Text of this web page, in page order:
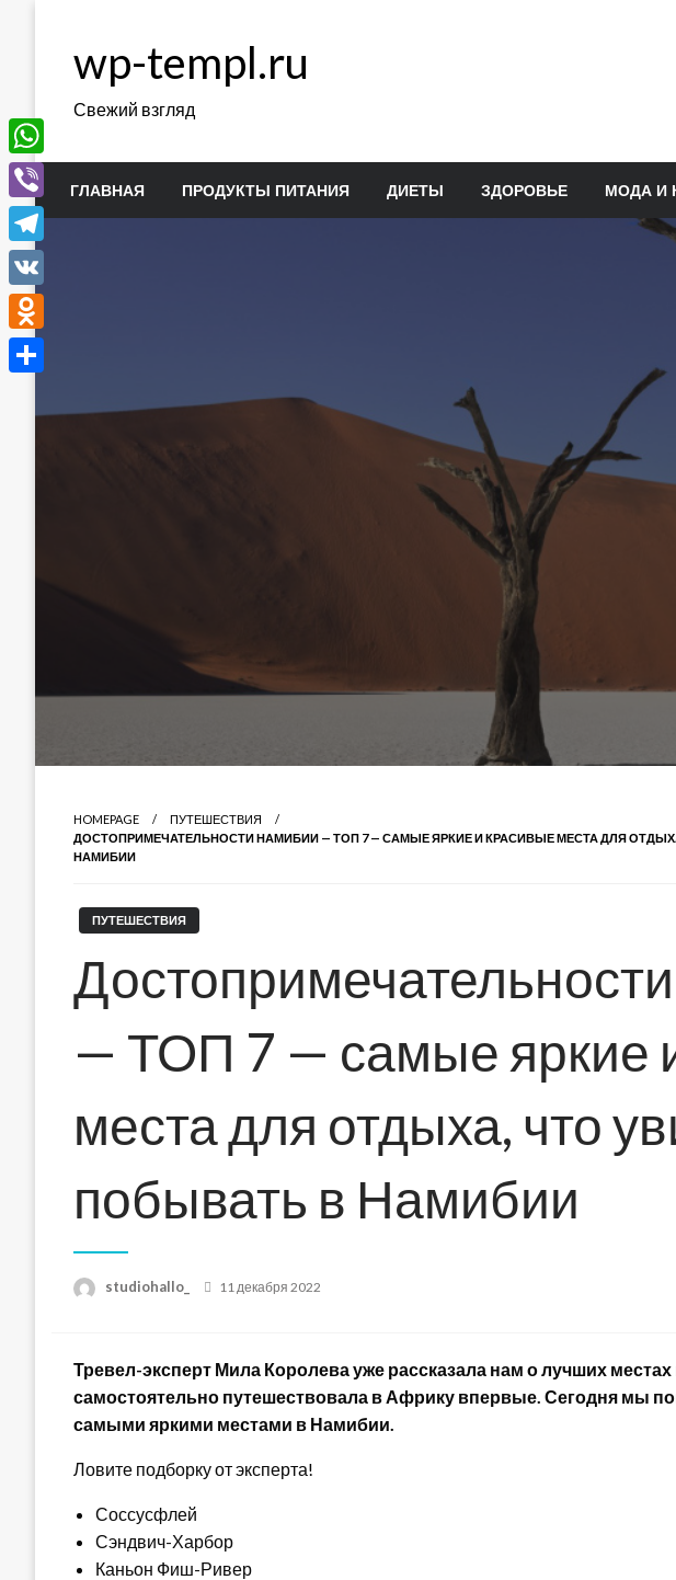
содержимомуwp-templ.ru
Свежий взгляд
ГЛАВНАЯ ПРОДУКТЫ ПИТАНИЯ ДИЕТЫ ЗДОРОВЬЕ МОДА И
HOMEPAGE
ПУТЕШЕСТВИЯ
ДОСТОПРИМЕЧАТЕЛЬНОСТИ НАМИБИИ — ТОП 7 — САМЫЕ ЯРКИЕ И КРАСИВЫЕ МЕСТА ДЛЯ
НАМИБИИ
ПУТЕШЕСТВИЯ
— ТОП 7 — самые яркие
места для отдыха, что
побывать в Намибии
studiohallo_
Posted
11 декабря 2022
Тревел-эксперт Мила Королева уже рассказала нам о лучших
самостоятельно путешествовала в Африку впервые. Сегодня мы
самыми яркими местами в Намибии.
Ловите подборку от эксперта!
Соссусфлей
Сэндвич-Харбор
Каньон Фиш-Ривер
WhatsApp
Viber
Telegram
VK
Odnoklassniki